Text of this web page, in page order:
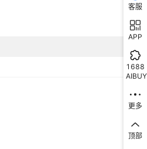
客服
APP
1688
AIBUY
更多
顶部